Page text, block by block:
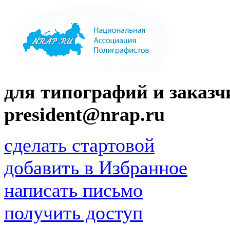
для типографий и
president@nrap.ru
сделать стартовой
добавить в Избранное
написать письмо
получить доступ